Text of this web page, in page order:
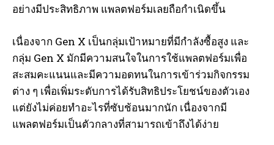
อย่างมีประสิทธิภาพ แพลตฟอร์มเลยถือกำเนิดขึ้น
เนื่องจาก Gen X เป็นกลุ่มเป้าหมายที่มีกำลังซื้อสูง และ
กลุ่ม Gen X มักมีความสนใจในการใช้แพลตฟอร์มเพื่อ
สะสมคะแนนและมีความอดทนในการเข้าร่วมกิจกรรม
ต่าง ๆ เพื่อเพิ่มระดับการได้รับสิทธิประโยชน์ของตัวเอง
แต่ยังไม่ค่อยทำอะไรที่ซับช้อนมากนัก เนื่องจากมี
แพลตฟอร์มเป็นตัวกลางที่สามารถเข้าถึงได้ง่าย